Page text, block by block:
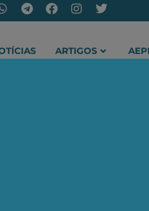
ARTIGOS
da AEPET no WhatsApp